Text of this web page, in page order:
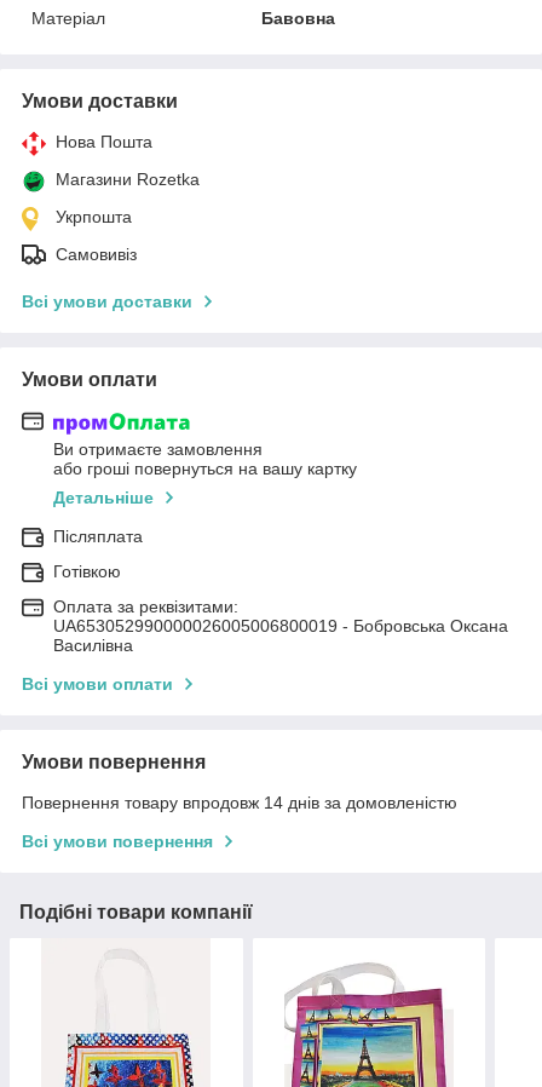
Матеріал
Бавовна
Умови доставки
Нова Пошта
Магазини Rozetka
Укрпошта
Самовивіз
Всі умови доставки
Умови оплати
Ви отримаєте замовлення
або гроші повернуться на вашу картку
Детальніше
Післяплата
Готівкою
Оплата за реквізитами:
UA653052990000026005006800019 - Бобровська Оксана
Василівна
Всі умови оплати
Умови повернення
Повернення товару впродовж 14 днів за домовленістю
Всі умови повернення
Подібні товари компанії